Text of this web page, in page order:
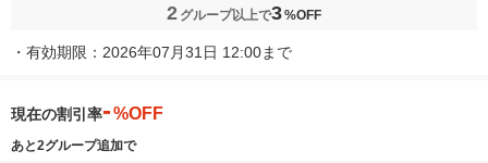
2 グループ以上で3%OFF
・ 有効期限：2026年07月31日 12:00まで
現在の割引率-%OFF
あと2グループ追加で